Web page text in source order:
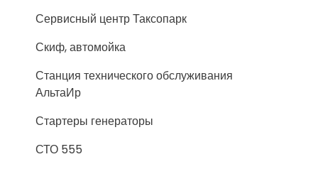
Сервисный центр Таксопарк
Скиф, автомойка
Станция технического обслуживания
АльтаИр
Стартеры генераторы
СТО 555